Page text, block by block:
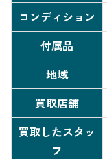
コンディション
付属品
地域
買取店舗
買取したスタッ
フ